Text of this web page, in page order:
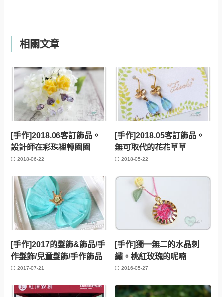
相關文章
[手作]2018.06客訂飾品。
設計師在彩珠裡轉圈圈
2018-06-22
[手作]2018.05客訂飾品。
無可取代的花花草草
2018-05-22
[手作]2017的髮飾&飾品/手
作髮飾/兒童髮飾/手作飾品
2017-07-21
[手作]獨一無二的水晶刺
繡。桃紅玫瑰的呢喃
2016-05-27